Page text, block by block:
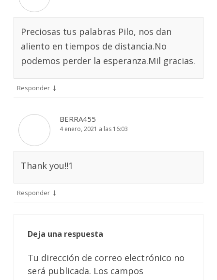
Preciosas tus palabras Pilo, nos dan
aliento en tiempos de distancia.No
podemos perder la esperanza.Mil gracias.
Responder ↓
BERRA455
4 enero, 2021 a las 16:03
Thank you!!1
Responder ↓
Deja una respuesta
Tu dirección de correo electrónico no
será publicada. Los campos